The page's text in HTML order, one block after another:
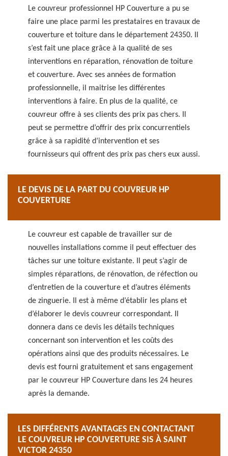
Le couvreur professionnel HP Couverture a pu se
faire une place parmi les prestataires en travaux de
couverture et toiture dans le département 24350. Il
s’est fait une place grâce à la qualité de ses
interventions en réparation, rénovation de toiture
et couverture. Avec ses années de formation
professionnelle, il maitrise les différentes
interventions à faire. En plus de la qualité, ce
couvreur offre à ses clients des prix pas chers. Il
peut se permettre d’offrir des prix concurrentiels
grâce à sa rapidité d’intervention et ses
fournisseurs qui offrent des prix pas chers eux aussi.
LE DEVIS DE LA PART DU COUVREUR HP
COUVERTURE
Le couvreur est capable de travailler sur de
nouvelles installations comme il peut effectuer des
tâches sur une toiture existante. Il peut s’agir de
simples réparations, de rénovation, de réfection ou
d’entretien de la couverture et d’autres éléments
de zinguerie. Il est à même d’établir les plans et
d’élaborer le devis couvreur correspondant. Il
donnera dans ce devis les détails techniques
concernant son intervention et les coûts des
opérations ainsi que des produits nécessaires. Le
devis est fourni gratuitement et sans engagement
par le couvreur HP Couverture dans les 24 heures
après la demande.
LES DIFFÉRENTS AVANTAGES EN CONTACTANT
LE COUVREUR HP COUVERTURE SIS À SAINT
VICTOR 24350